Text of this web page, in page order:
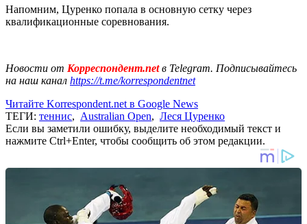
Напомним, Цуренко попала в основную сетку через
квалификационные соревнования.
Новости от Корреспондент.netв Telegram. Подписывайтесь
на наш канал https://t.me/korrespondentnet
Читайте Korrespondent.net в Google News
ТЕГИ: теннис, Australian Open, Леся Цуренко
Если вы заметили ошибку, выделите необходимый текст и
нажмите Ctrl+Enter, чтобы сообщить об этом редакции.